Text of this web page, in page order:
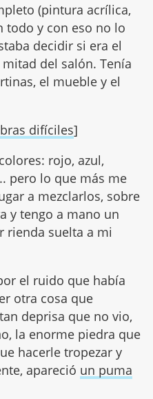
(pintura acrílica,
todo y con eso no lo
decidir si era el
del salón. Tenía
el mueble y el
difíciles]
rojo, azul,
pero lo que más me
a mezclarlos, sobre
y tengo a mano un
rienda suelta a mi
el ruido que había
otra cosa que
deprisa que no vio,
la enorme piedra que
hacerle tropezar y
apareció un puma